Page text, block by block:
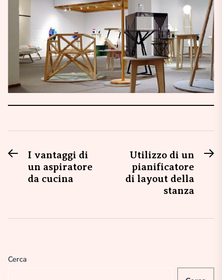
Navigazione
articoli
PreviousI vantaggi di
un aspiratore
da cucina
Utilizzo di un
pianificatore
di layout della
stanza
Cerca